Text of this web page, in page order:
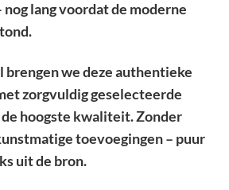
lang voordat de moderne
we deze authentieke
zorgvuldig geselecteerde
hoogste kwaliteit. Zonder
toevoegingen – puur
uit de bron.